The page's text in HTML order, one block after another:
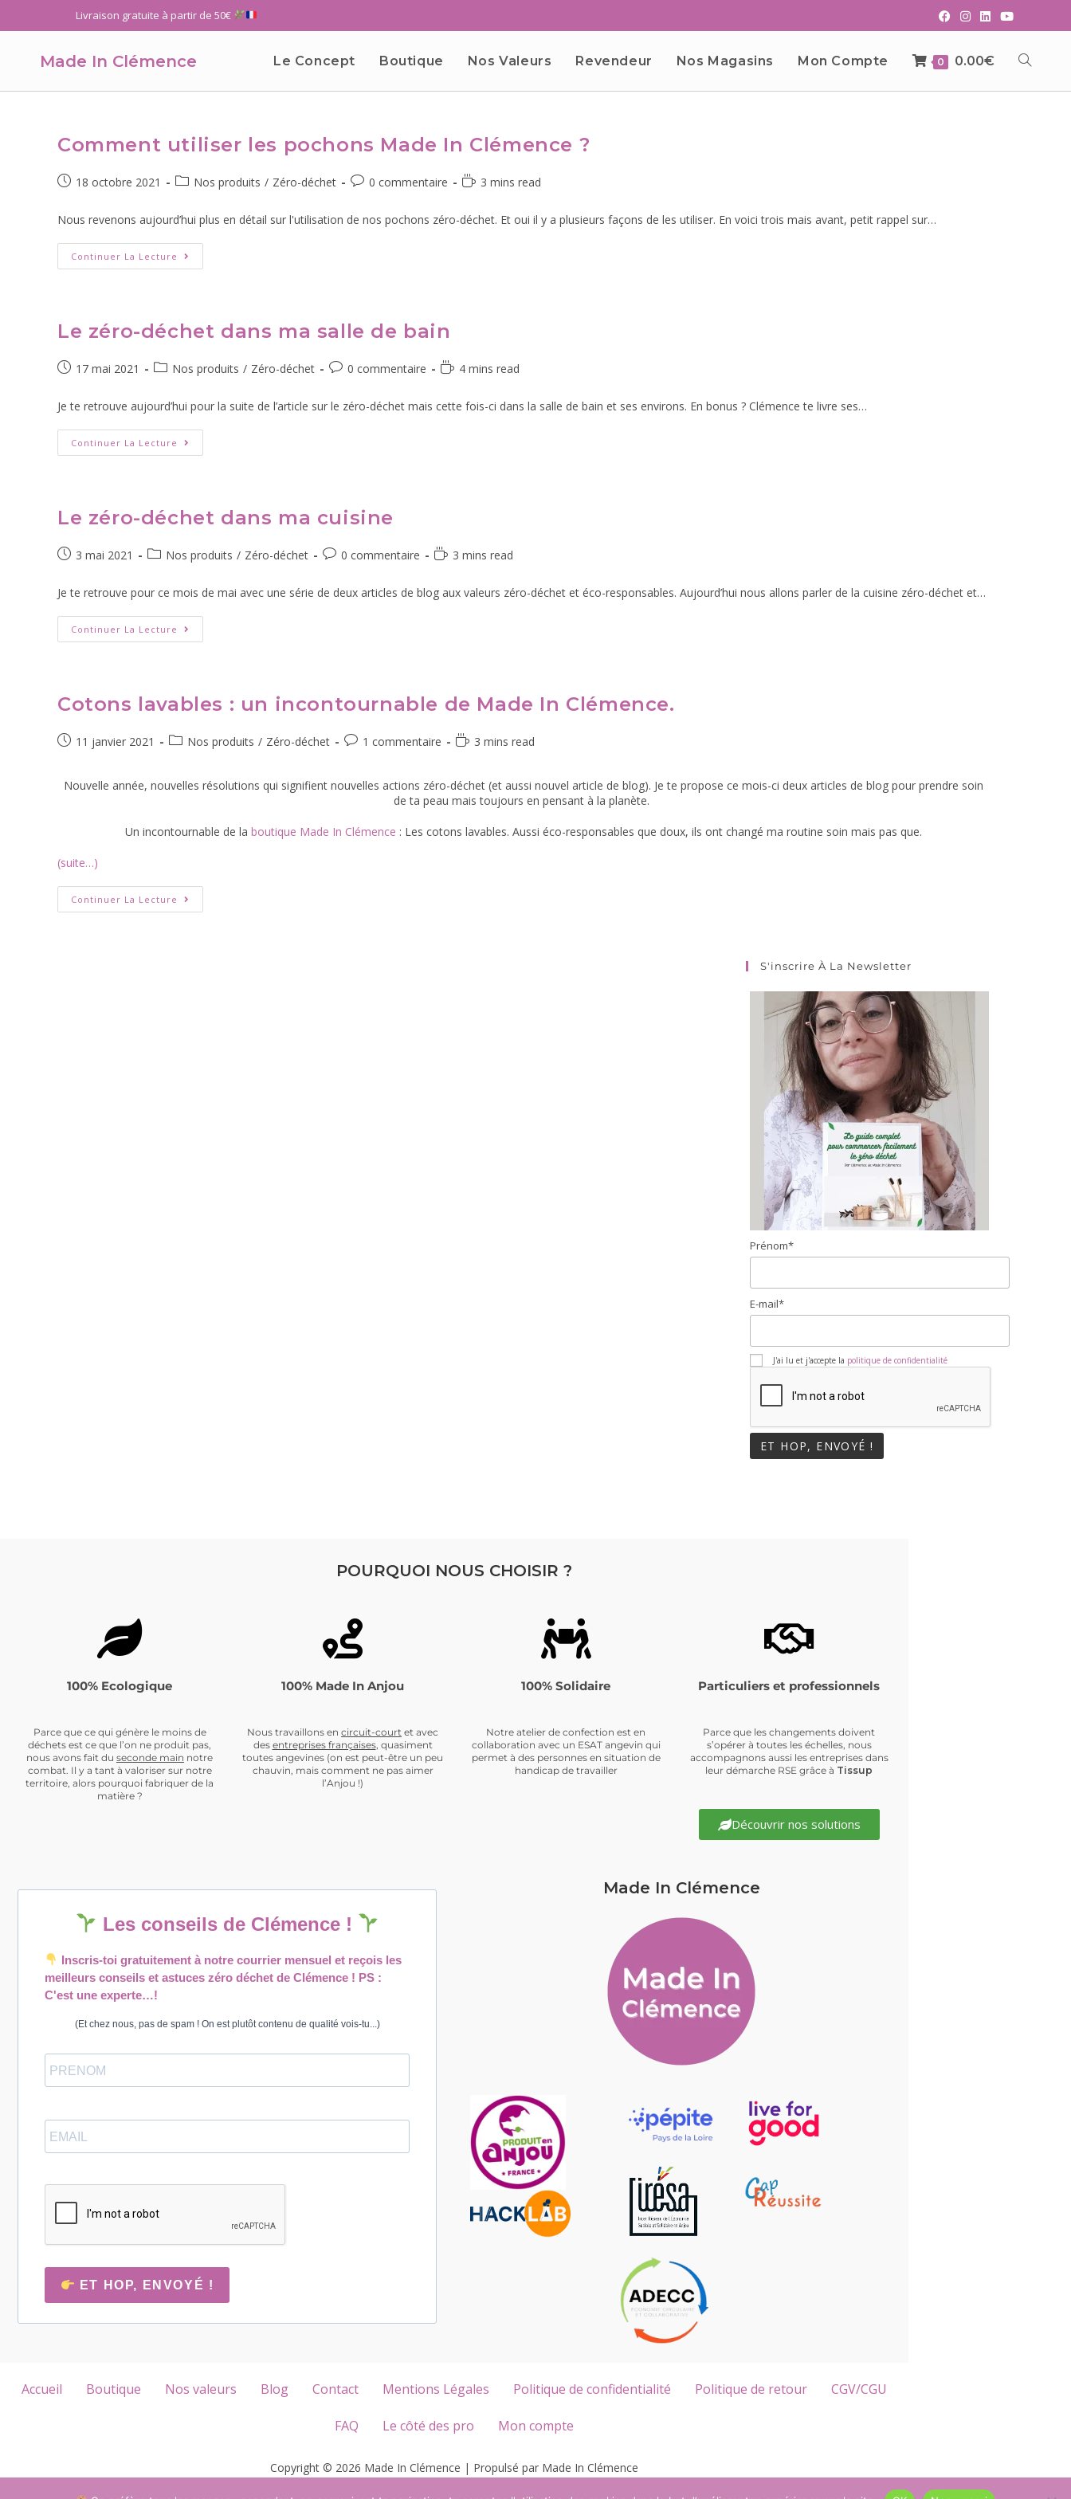
Livraison gratuite à partir de 50€
Made In Clémence Le Concept Boutique Nos Valeurs Revendeur Nos Magasins Mon Compte 0 0.00€
Comment utiliser les pochons Made In Clémence ?
18 octobre 2021 Nos produits / Zéro-déchet 0 commentaire 3 mins read
Nous revenons aujourd’hui plus en détail sur l'utilisation de nos pochons zéro-déchet. Et oui il y a plusieurs façons de les utiliser. En voici trois mais avant, petit rappel sur…
Continuer La Lecture
Le zéro-déchet dans ma salle de bain
17 mai 2021 Nos produits / Zéro-déchet 0 commentaire 4 mins read
Je te retrouve aujourd’hui pour la suite de l’article sur le zéro-déchet mais cette fois-ci dans la salle de bain et ses environs. En bonus ? Clémence te livre ses…
Continuer La Lecture
Le zéro-déchet dans ma cuisine
3 mai 2021 Nos produits / Zéro-déchet 0 commentaire 3 mins read
Je te retrouve pour ce mois de mai avec une série de deux articles de blog aux valeurs zéro-déchet et éco-responsables. Aujourd’hui nous allons parler de la cuisine zéro-déchet et…
Continuer La Lecture
Cotons lavables : un incontournable de Made In Clémence.
11 janvier 2021 Nos produits / Zéro-déchet 1 commentaire 3 mins read
Nouvelle année, nouvelles résolutions qui signifient nouvelles actions zéro-déchet (et aussi nouvel article de blog). Je te propose ce mois-ci deux articles de blog pour prendre soin
de ta peau mais toujours en pensant à la planète.
Un incontournable de la boutique Made In Clémence : Les cotons lavables. Aussi éco-responsables que doux, ils ont changé ma routine soin mais pas que.
(suite…)
Continuer La Lecture
S'inscrire À La Newsletter
Prénom*
E-mail*
J'ai lu et j'accepte la politique de confidentialité
POURQUOI NOUS CHOISIR ?
100% Ecologique
Parce que ce qui génère le moins de
déchets est ce que l’on ne produit pas,
nous avons fait du seconde main notre
combat. Il y a tant à valoriser sur notre
territoire, alors pourquoi fabriquer de la
matière ?
100% Made In Anjou
Nous travaillons en circuit-court et avec
des entreprises françaises, quasiment
toutes angevines (on est peut-être un peu
chauvin, mais comment ne pas aimer
l’Anjou !)
100% Solidaire
Notre atelier de confection est en
collaboration avec un ESAT angevin qui
permet à des personnes en situation de
handicap de travailler
Particuliers et professionnels
Parce que les changements doivent
s’opérer à toutes les échelles, nous
accompagnons aussi les entreprises dans
leur démarche RSE grâce à Tissup
Découvrir nos solutions
Les conseils de Clémence !
Inscris-toi gratuitement à notre courrier mensuel et reçois les
meilleurs conseils et astuces zéro déchet de Clémence ! PS :
C'est une experte…!
(Et chez nous, pas de spam ! On est plutôt contenu de qualité vois-tu...)
ET HOP, ENVOYÉ !
Made In Clémence
Accueil Boutique Nos valeurs Blog Contact Mentions Légales Politique de confidentialité Politique de retour CGV/CGU
FAQ Le côté des pro Mon compte
Copyright © 2026 Made In Clémence | Propulsé par Made In Clémence